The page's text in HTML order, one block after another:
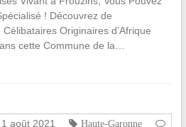
! Découvrez de
Originaires d’Afrique
cette Commune de la…
1 août 2021 Haute-Garonne